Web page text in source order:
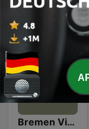
Tango Nuevo
Bremen Vier Kohltourchannel